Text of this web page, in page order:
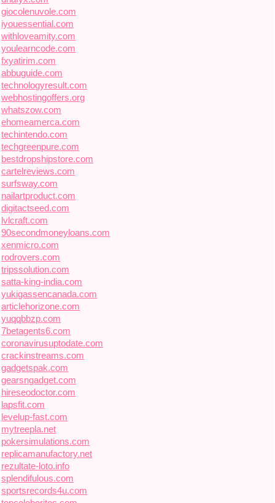
giocolenuvole.com
iyouessential.com
withloveamity.com
youlearncode.com
fxyatirim.com
abbuguide.com
technologyresult.com
webhostingoffers.org
whatszow.com
ehomeamerca.com
techintendo.com
techgreenpure.com
bestdropshipstore.com
cartelreviews.com
surfsway.com
nailartproduct.com
digitactseed.com
lvlcraft.com
90secondmoneyloans.com
xenmicro.com
rodrovers.com
tripssolution.com
satta-king-india.com
yukigassencanada.com
articlehorizone.com
yuqqbbzp.com
7betagents6.com
coronavirusuptodate.com
crackinstreams.com
gadgetspak.com
gearsngadget.com
hireseodoctor.com
lapsfit.com
levelup-fast.com
mytreepla.net
pokersimulations.com
replicamanufactory.net
rezultate-loto.info
splendifulous.com
sportsrecords4u.com